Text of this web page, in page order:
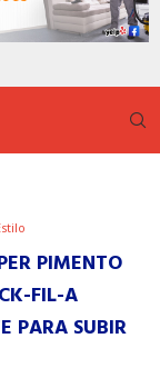
PIMENTO
FIL-A
PARA SUBIR